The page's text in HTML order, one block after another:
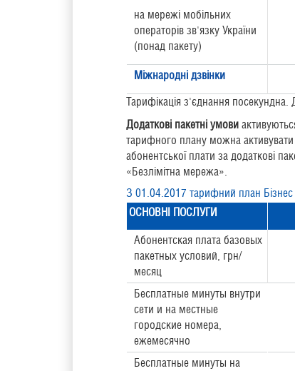
на мережі мобільних
операторів зв'язку України
(понад пакету)
Міжнародні дзвінки
Тарифікація з'єднання посекундна.
Додаткові пакетні умови
тарифного плану можна
абонентської плати за додаткові
«Безлімітна мережа».
З 01.04.2017 тарифний план Бізнес
ОСНОВНІ ПОСЛУГИ
Абонентская плата базовых
пакетных условий, грн/
месяц
Бесплатные минуты внутри
сети и на местные
городские номера,
ежемесячно
Бесплатные минуты на